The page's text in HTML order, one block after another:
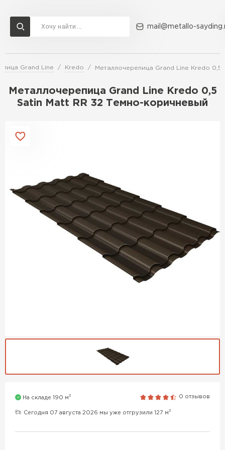
mail@metallo-
Grand Line Kredo Металлочерепица Grand Line Kredo
Металлочерепица Grand Line Kredo 0,5
Satin Мatt RR 32 Темно-коричневый
На складе 190 м3 0 отзывов
Сегодня 07 августа 2026 мы уже отгрузили 127 м3
Доставка и оплата Акции О компании Контакты
Перейти в каталог